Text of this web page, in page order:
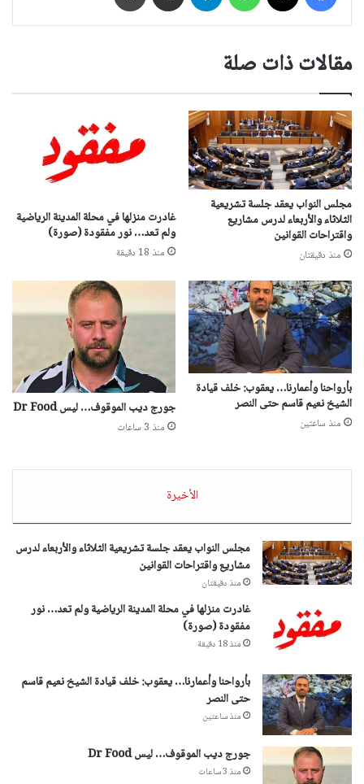
مقالات ذات صلة
مجلس النواب يعقد جلسة تشريعية
الثلاثاء والأربعاء لدرس مشاريع
واقتراحات القوانين
منذ دقيقتان
غادرت منزلها في محلة المدينة الرياضية
ولم تعد… نور مفقودة (صورة)
منذ 18 دقيقة
بأرواحنا وأعمارنا… يعقوب: خلف قيادة
الشيخ نعيم قاسم حتى النصر
منذ ساعتين
جورج ديب الموقوف… ليس Dr Food
منذ 3 ساعات
الأخيرة
مجلس النواب يعقد جلسة تشريعية الثلاثاء والأربعاء لدرس
مشاريع واقتراحات القوانين
منذ دقيقتان
غادرت منزلها في محلة المدينة الرياضية ولم تعد… نور
مفقودة (صورة)
منذ 18 دقيقة
بأرواحنا وأعمارنا… يعقوب: خلف قيادة الشيخ نعيم قاسم
حتى النصر
منذ ساعتين
جورج ديب الموقوف… ليس Dr Food
منذ 3 ساعات